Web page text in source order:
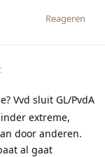
Reageren
Vvd sluit GL/PvdA
extreme,
door anderen.
al gaat